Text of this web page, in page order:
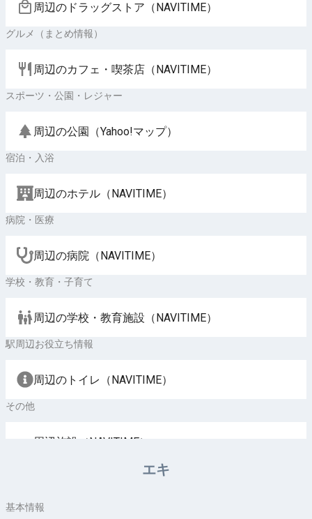
周辺のドラッグストア（NAVITIME）
グルメ（まとめ情報）
周辺のカフェ・喫茶店（NAVITIME）
スポーツ・公園・レジャー
周辺の公園（Yahoo!マップ）
宿泊・入浴
周辺のホテル（NAVITIME）
病院・医療
周辺の病院（NAVITIME）
学校・教育・子育て
周辺の学校・教育施設（NAVITIME）
駅周辺お役立ち情報
周辺のトイレ（NAVITIME）
その他
周辺施設（NAVITIME）
エキ
基本情報